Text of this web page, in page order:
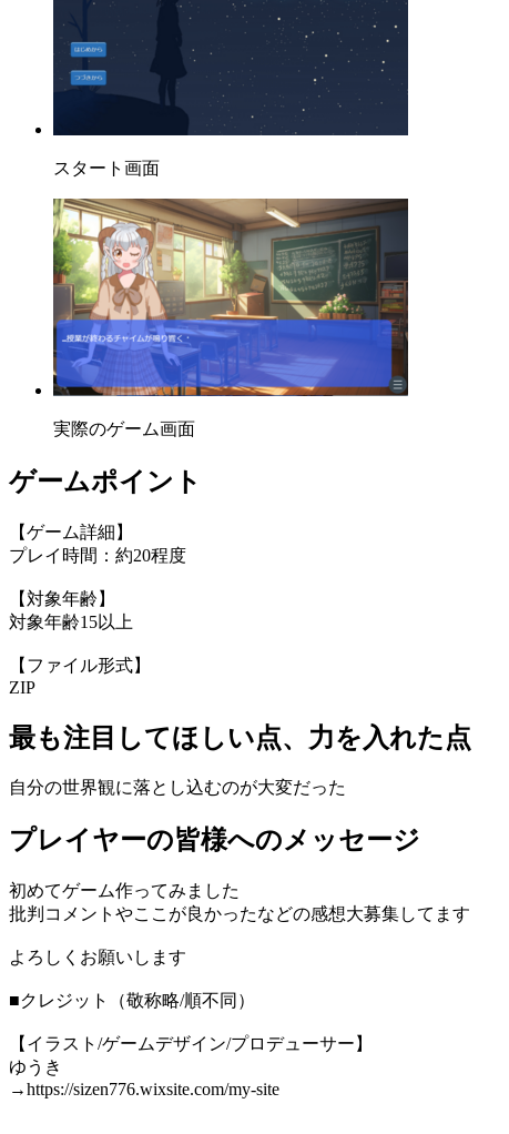
スタート画面
実際のゲーム画面
ゲームポイント
【ゲーム詳細】
プレイ時間：約20程度
【対象年齢】
対象年齢15以上
【ファイル形式】
ZIP
最も注目してほしい点、力を入れた点
自分の世界観に落とし込むのが大変だった
プレイヤーの皆様へのメッセージ
初めてゲーム作ってみました
批判コメントやここが良かったなどの感想大募集してます
よろしくお願いします
■クレジット（敬称略/順不同）
【イラスト/ゲームデザイン/プロデューサー】
ゆうき
→https://sizen776.wixsite.com/my-site